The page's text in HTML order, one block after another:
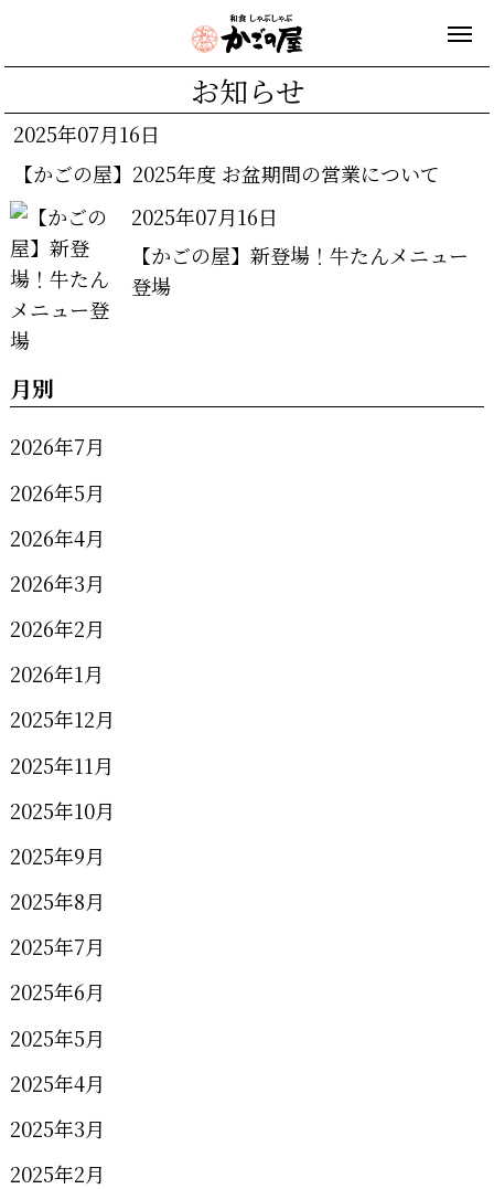
お知らせ
2025年07月16日
【かごの屋】2025年度 お盆期間の営業について
2025年07月16日
【かごの屋】新登場！牛たんメニュー
登場
月別
2026年7月
2026年5月
2026年4月
2026年3月
2026年2月
2026年1月
2025年12月
2025年11月
2025年10月
2025年9月
2025年8月
2025年7月
2025年6月
2025年5月
2025年4月
2025年3月
2025年2月